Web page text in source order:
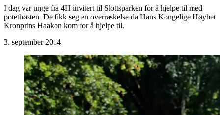
I dag var unge fra 4H invitert til Slottsparken for å hjelpe til med
potethøsten. De fikk seg en overraskelse da Hans Kongelige Høyhet
Kronprins Haakon kom for å hjelpe til.
3. september 2014